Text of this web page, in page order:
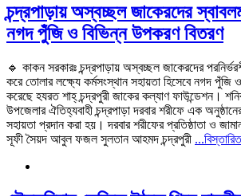
চন্দ্রপাড়ায় অস্বচ্ছল জাকেরদের
নগদ পুঁজি ও বিভিন্ন উপকরণ বিতরণ
🔹 কাকন সরকারঃ চন্দ্রপাড়ায় অস্বচ্ছল জাকেরদের
করে তোলার লক্ষ্যে কর্মসংস্থান সহায়তা হিসেবে নগদ পুঁজি
করেছে হযরত শাহ্ চন্দ্রপুরী জাকের কল্যাণ ফাউন্ডেশন।
উপজেলার ঐতিহ্যবাহী চন্দ্রপাড়া দরবার শরীফে এক
সহায়তা প্রদান করা হয়। ‎দরবার শরীফের প্রতিষ্ঠাতা ও
সূফী সৈয়দ আবুল ফজল সুলতান আহমদ চন্দ্রপুরী ...বিস্তারিত